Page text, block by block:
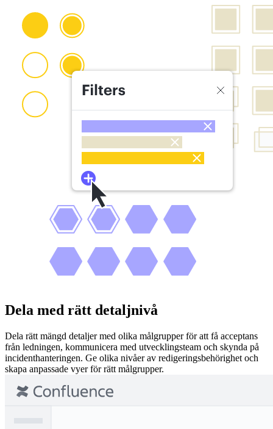
Dela med rätt detaljnivå
Dela rätt mängd detaljer med olika målgrupper för att få acceptans
från ledningen, kommunicera med utvecklingsteam och skynda på
incidenthanteringen. Ge olika nivåer av redigeringsbehörighet och
skapa anpassade vyer för rätt målgrupper.